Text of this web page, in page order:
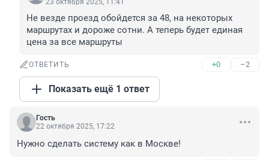
23 октября 2025, 11:41
Не везде проезд обойдется за 48, на некоторых
маршрутах и дороже сотни. А теперь будет единая
цена за все маршруты
ОТВЕТИТЬ +0 –2
Показать ещё 1 ответ
Гость
22 октября 2025, 17:22
Нужно сделать систему как в Москве!